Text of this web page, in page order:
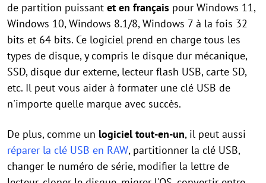
de partition puissant et en français pour Windows 11,
Windows 10, Windows 8.1/8, Windows 7 à la fois 32
bits et 64 bits. Ce logiciel prend en charge tous les
types de disque, y compris le disque dur mécanique,
SSD, disque dur externe, lecteur flash USB, carte SD,
etc. Il peut vous aider à formater une clé USB de
n'importe quelle marque avec succès.
De plus, comme un logiciel tout-en-un, il peut aussi
réparer la clé USB en RAW, partitionner la clé USB,
changer le numéro de série, modifier la lettre de